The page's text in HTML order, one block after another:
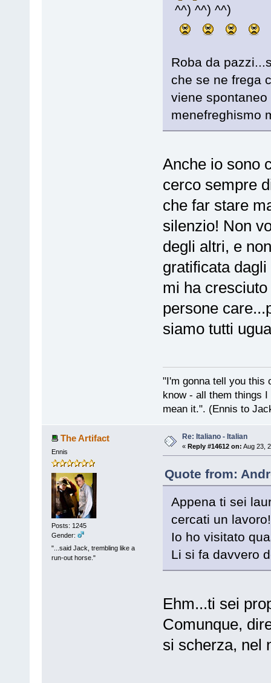
^^) ^^) ^^)
Roba da
che se ne frega
viene
menefreghismo
Anche io sono
cerco sempre
che far stare
silenzio! Non
degli altri, e
gratificata
mi ha
persone
siamo tutti
"I'm gonna tell you this
know - all them things
mean it.". (Ennis to
The Artifact
Ennis
Posts: 1245
Gender:
"...said Jack, trembling like a
run-out horse."
Re: Italiano - Italian
« Reply #14612 on: Aug 23,
Quote from:
Appena ti sei
cercati un
Io ho visitato
Li si fa davvero
Ehm...ti sei
Comunque,
si scherza, nel